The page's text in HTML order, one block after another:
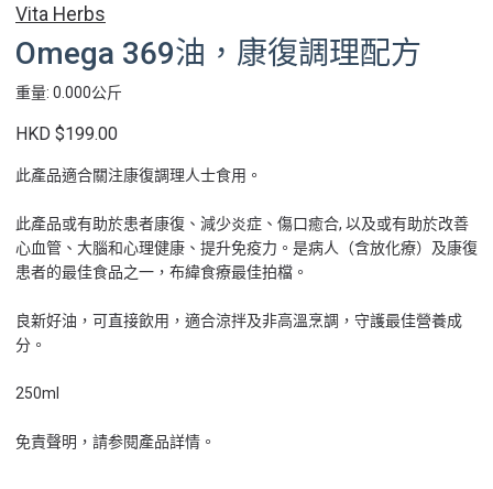
Vita Herbs
Omega 369油，康復調理配方
重量: 0.000公斤
HKD $199.00
此產品適合關注康復調理人士食用。
此產品或有助於患者康復、減少炎症、傷口癒合, 以及或有助於改善
心血管、大腦和心理健康、提升免疫力。是病人（含放化療）及康復
患者的最佳食品之一，布緯食療最佳拍檔。
良新好油，可直接飲用，適合涼拌及非高溫烹調，守護最佳營養成
分。
250ml
免責聲明，請参閱產品詳情。